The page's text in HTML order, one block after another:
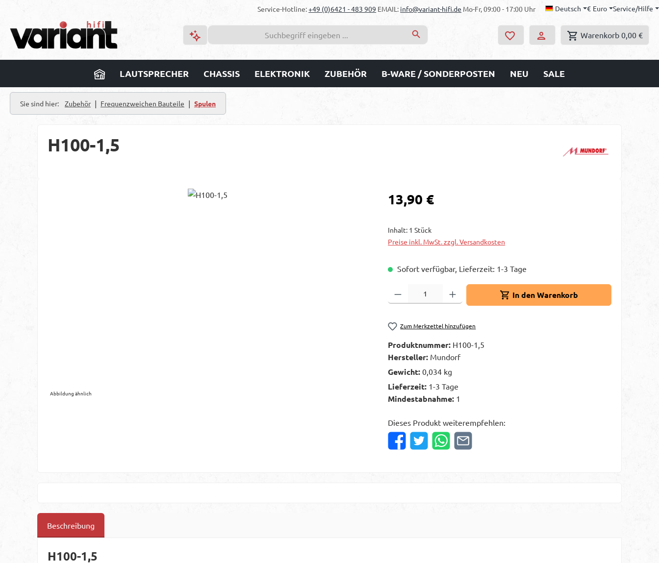
Service-Hotline:+49 (0)6421 - 483 909 EMAIL: info@variant-hifi.de Mo-Fr, 09:00 - 17:00 Uhr Deutsch € Euro Service/Hilfe
Warenkorb 0,00 €
LAUTSPRECHER CHASSIS ELEKTRONIK ZUBEHÖR B-WARE / SONDERPOSTEN NEU SALE
Sie sind hier: Zubehör | Frequenzweichen Bauteile | Spulen
H100-1,5
Abbildung ähnlich
Regulärer Preis:
13,90 €
Inhalt: 1 Stück
Preise inkl. MwSt. zzgl. Versandkosten
Sofort verfügbar, Lieferzeit: 1-3 Tage
Produkt Anzahl: Gib den gewünschten Wert ein oder benutze die Schaltflächen um die
In den Warenkorb
Zum Merkzettel hinzufügen
Produktnummer: H100-1,5
Hersteller: Mundorf
Gewicht:0,034 kg
Lieferzeit: 1-3 Tage
Mindestabnahme: 1
Dieses Produkt weiterempfehlen:
Beschreibung
H100-1,5